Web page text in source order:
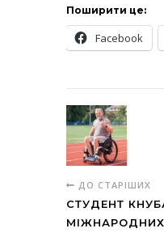
Поширити це:
Facebook
ДО СТАРІШИХ
СТУДЕНТ
МІЖНАРОДНИХ